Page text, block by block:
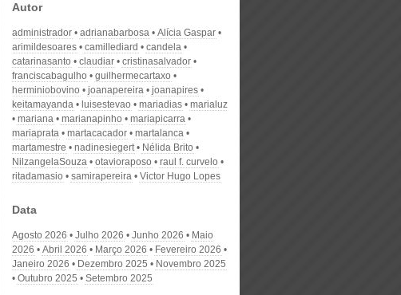
Autor
administrador adrianabarbosa
Alícia Gaspar
arimildesoares
camillediard
candela
catarinasanto
claudiar
cristinasalvador
franciscabagulho
guilhermecartaxo
herminiobovino
joanapereira
joanapires
keitamayanda
luisestevao mariadias
marialuz
mariana
marianapinho
mariapicarra
mariaprata
martacacador
martalanca
martamestre
nadinesiegert
Nélida Brito
NilzangelaSouza
otavioraposo
raul f. curvelo
ritadamasio
samirapereira Victor Hugo Lopes
Data
Agosto 2026 Julho 2026 Junho 2026
Maio
2026
Abril 2026 Março 2026
Fevereiro 2026
Janeiro 2026
Dezembro 2025
Novembro 2025
Outubro 2025
Setembro 2025